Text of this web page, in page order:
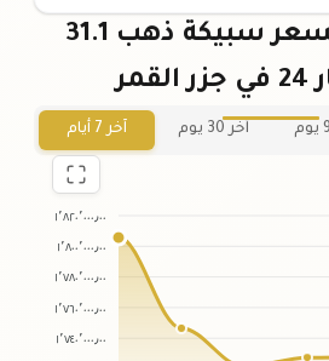
رسم بياني لسعر سبيكة ذهب 31.1
آخر 30 يوم آخر 7 أيام
١٬٨٢٠٬٠٠٠٫٠٠
١٬٨٠٠٬٠٠٠٫٠٠
١٬٧٨٠٬٠٠٠٫٠٠
١٬٧٦٠٬٠٠٠٫٠٠
١٬٧٤٠٬٠٠٠٫٠٠